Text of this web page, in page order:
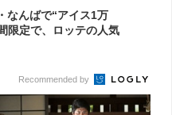
なんばで“アイス1万
限定で、ロッテの人気
Recommended by